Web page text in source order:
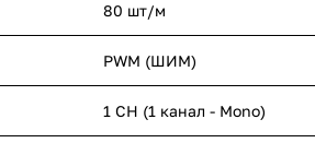
80 шт/м
PWM (ШИМ)
1 CH (1 канал - Mono)